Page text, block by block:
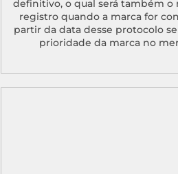
definitivo, o qual será também o
registro quando a marca for
partir da data desse protocolo
prioridade da marca no